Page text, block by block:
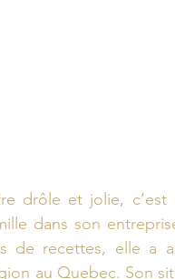
drôle et jolie, c’est
dans son
de recettes, elle a
au Quebec. Son